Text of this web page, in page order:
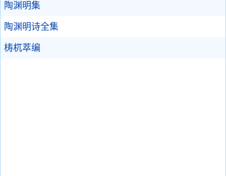
陶渊明集
陶渊明诗全集
梼杌萃编